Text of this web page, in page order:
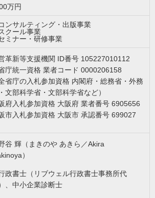
万円
ンサルティング・出版事業
クール事業
ミナー・研修事業
革新等支援機関 ID番号 105227010112
庁統一資格 業者コード 0000206158
全省庁の入札参加資格 内閣府・総務省・外務
文部科学省・文部科学省など）
府入札参加資格 大阪府 業者番号 6905656
市入札参加資格 大阪市 承認番号 699027
谷 輝（まきのや あきら／Akira
）
政書士（リブウェル行政書士事務所代
、中小企業診断士